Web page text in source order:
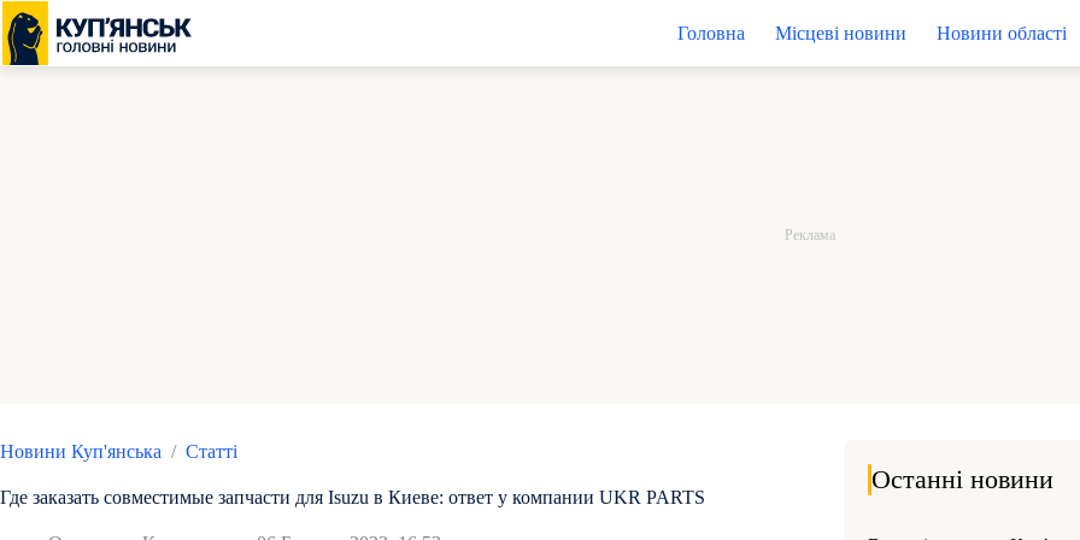
Перейти
до
вмісту
Головна Місцеві новини Новини області
Новини Куп'янська / Статті
Где заказать совместимые запчасти для Isuzu в Киеве: ответ у компании UKR PARTS
Останні новини